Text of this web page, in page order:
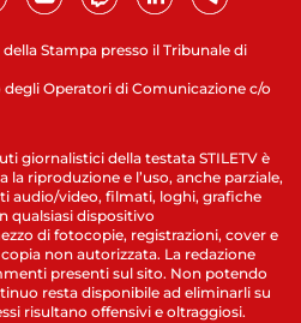
Stampa presso il Tribunale di
Operatori di Comunicazione c/o
giornalistici della testata STILETV è
la riproduzione e l’uso, anche parziale,
audio/video, filmati, loghi, grafiche
qualsiasi dispositivo
di fotocopie, registrazioni, cover e
non autorizzata. La redazione
presenti sul sito. Non potendo
resta disponibile ad eliminarli su
risultano offensivi e oltraggiosi.